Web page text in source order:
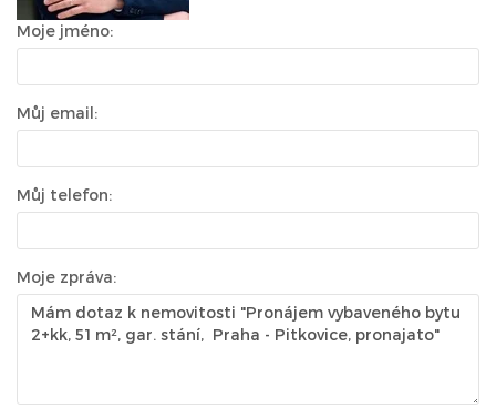
Moje jméno:
Můj email:
Můj telefon:
Moje zpráva: